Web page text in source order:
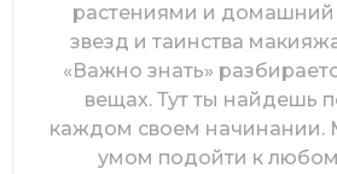
растениями и домашний
звезд и таинства
«Важно знать»
вещах. Тут ты найдешь
каждом своем начинании.
умом подойти к